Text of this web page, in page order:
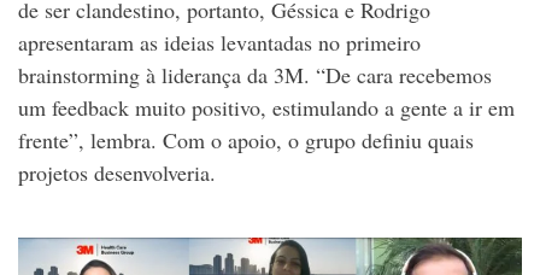
de ser clandestino, portanto, Géssica e Rodrigo
apresentaram as ideias levantadas no primeiro
brainstorming à liderança da 3M. “De cara recebemos
um feedback muito positivo, estimulando a gente a ir em
frente”, lembra. Com o apoio, o grupo definiu quais
projetos desenvolveria.